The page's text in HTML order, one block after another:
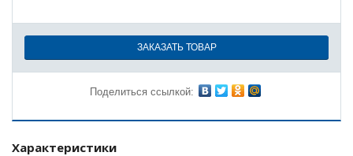
ЗАКАЗАТЬ ТОВАР
Поделиться ссылкой:
Характеристики